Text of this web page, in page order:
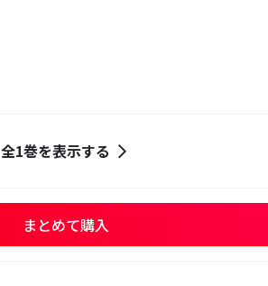
全1巻を表示する
まとめて購入